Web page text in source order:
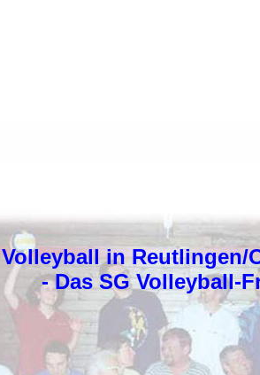
Volleyball in Reutlingen/
- Das SG Volleyball-